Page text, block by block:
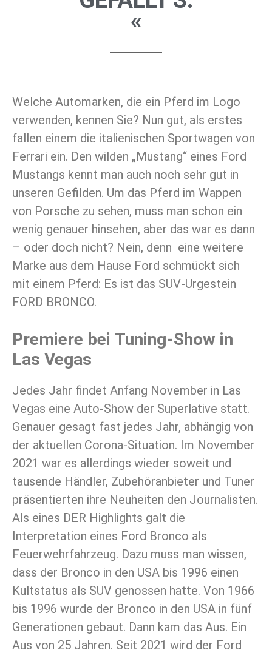
«
Welche Automarken, die ein Pferd im Logo
verwenden, kennen Sie? Nun gut, als erstes
fallen einem die italienischen Sportwagen von
Ferrari ein. Den wilden „Mustang“ eines Ford
Mustangs kennt man auch noch sehr gut in
unseren Gefilden. Um das Pferd im Wappen
von Porsche zu sehen, muss man schon ein
wenig genauer hinsehen, aber das war es dann
– oder doch nicht? Nein, denn eine weitere
Marke aus dem Hause Ford schmückt sich
mit einem Pferd: Es ist das SUV-Urgestein
FORD BRONCO.
Premiere bei Tuning-Show in
Las Vegas
Jedes Jahr findet Anfang November in Las
Vegas eine Auto-Show der Superlative statt.
Genauer gesagt fast jedes Jahr, abhängig von
der aktuellen Corona-Situation. Im November
2021 war es allerdings wieder soweit und
tausende Händler, Zubehöranbieter und Tuner
präsentierten ihre Neuheiten den Journalisten.
Als eines DER Highlights galt die
Interpretation eines Ford Bronco als
Feuerwehrfahrzeug. Dazu muss man wissen,
dass der Bronco in den USA bis 1996 einen
Kultstatus als SUV genossen hatte. Von 1966
bis 1996 wurde der Bronco in den USA in fünf
Generationen gebaut. Dann kam das Aus. Ein
Aus von 25 Jahren. Seit 2021 wird der Ford